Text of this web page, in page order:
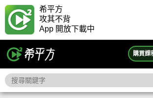
希平方
攻其不背
App 開放下載中
購買課